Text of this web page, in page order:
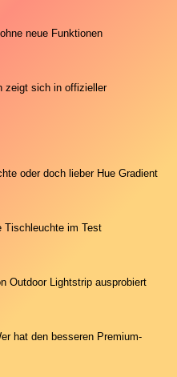
neue Funktionen
zeigt sich in offizieller
oder doch lieber Hue Gradient
Tischleuchte im Test
Outdoor Lightstrip ausprobiert
hat den besseren Premium-